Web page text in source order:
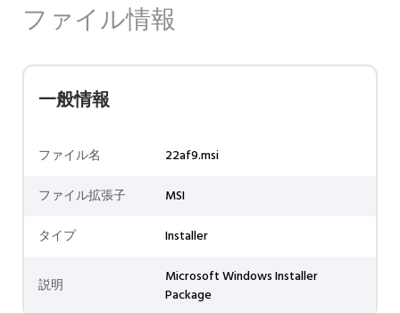
ファイル情報
一般情報
ファイル名
22af9.msi
ファイル拡張子
MSI
タイプ
Installer
説明
Microsoft Windows Installer
Package